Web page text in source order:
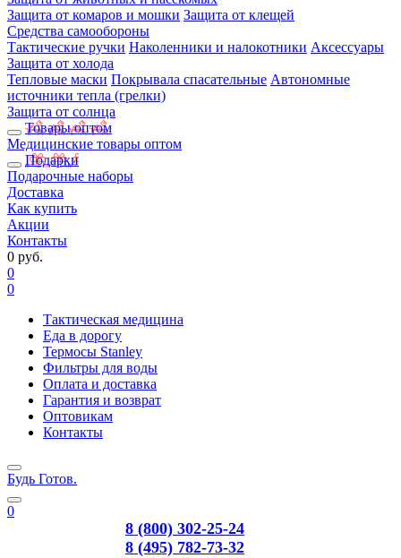
Защита от комаров и мошки Защита от клещей
Средства самообороны
Тактические ручки Наколенники и налокотники Аксессуары
Защита от холода
Тепловые маски Покрывала спасательные Автономные
источники тепла (грелки)
Защита от солнца
Товары оптом
Медицинские товары оптом
Подарки
Подарочные наборы
Доставка
Как купить
Акции
Контакты
0 руб.
0
0
Тактическая медицина
Еда в дорогу
Термосы Stanley
Фильтры для воды
Оплата и доставка
Гарантия и возврат
Оптовикам
Контакты
Будь Готов.
0
8 (800) 302-25-24
8 (495) 782-73-32